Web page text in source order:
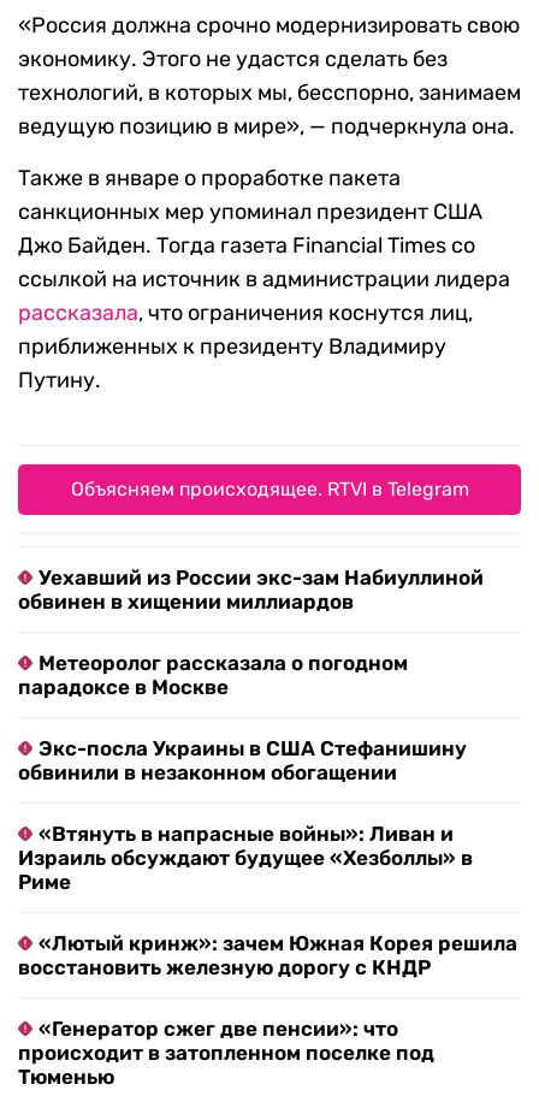
«Россия должна срочно модернизировать свою
экономику. Этого не удастся сделать без
технологий, в которых мы, бесспорно, занимаем
ведущую позицию в мире», — подчеркнула она.
Также в январе о проработке пакета
санкционных мер упоминал президент США
Джо Байден. Тогда газета Financial Times со
ссылкой на источник в администрации лидера
рассказала, что ограничения коснутся лиц,
приближенных к президенту Владимиру
Путину.
Объясняем происходящее. RTVI в Telegram
Уехавший из России экс-зам Набиуллиной
обвинен в хищении миллиардов
Метеоролог рассказала о погодном
парадоксе в Москве
Экс-посла Украины в США Стефанишину
обвинили в незаконном обогащении
«Втянуть в напрасные войны»: Ливан и
Израиль обсуждают будущее «Хезболлы» в
Риме
«Лютый кринж»: зачем Южная Корея решила
восстановить железную дорогу с КНДР
«Генератор сжег две пенсии»: что
происходит в затопленном поселке под
Тюменью